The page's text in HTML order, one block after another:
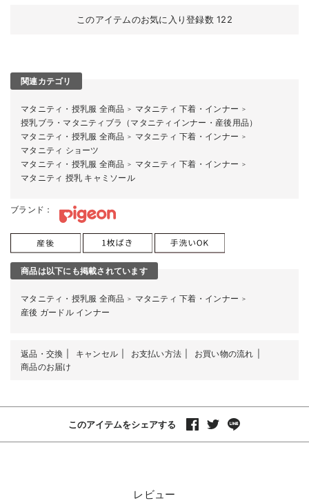
このアイテムのお気に入り登録数 122
関連カテゴリ
マタニティ・授乳服 全商品 ＞ マタニティ 下着・インナー ＞
授乳ブラ・マタニティブラ（マタニティインナー・産後用品）
マタニティ・授乳服 全商品 ＞ マタニティ 下着・インナー ＞
マタニティ ショーツ
マタニティ・授乳服 全商品 ＞ マタニティ 下着・インナー ＞
マタニティ 授乳 キャミソール
ブランド：
商品は以下にも掲載されています
マタニティ・授乳服 全商品 ＞ マタニティ 下着・インナー ＞
産後 ガードル インナー
返品・交換 キャンセル お支払い方法
お買い物の流れ
商品のお届け
このアイテムをシェアする
レビュー